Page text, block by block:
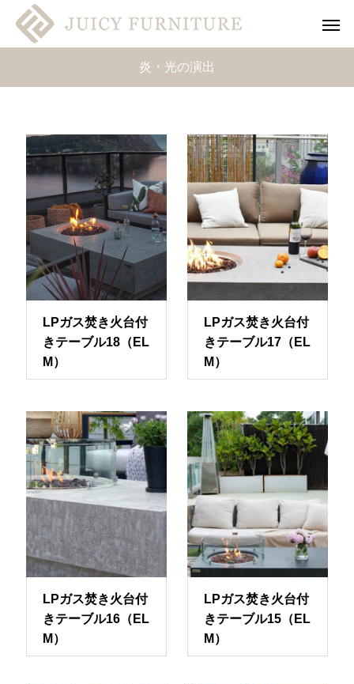
炎・光の演出
LPガス焚き火台付
きテーブル18（EL
M）
LPガス焚き火台付
きテーブル17（EL
M）
LPガス焚き火台付
きテーブル16（EL
M）
LPガス焚き火台付
きテーブル15（EL
M）